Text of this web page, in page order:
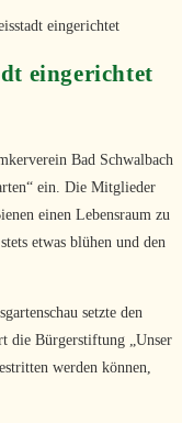
eingerichtet
Bad Schwalbach
ein. Die Mitglieder
einen Lebensraum zu
etwas blühen und den
setzte den
die Bürgerstiftung „Unser
werden können,